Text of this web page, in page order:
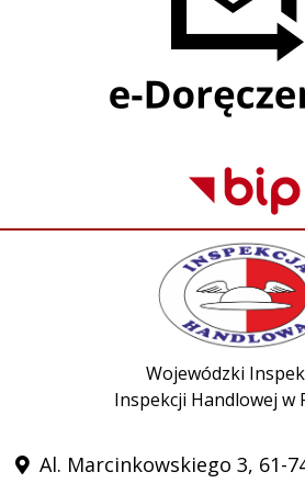
Wojewódzki
Inspekcji Handlowej w
Al. Marcinkowskiego 3, 61-